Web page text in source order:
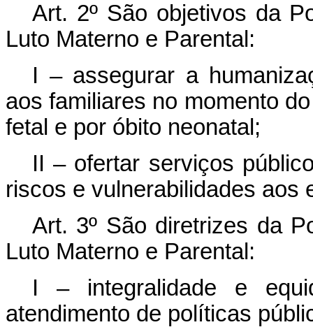
Art. 2ºSão objetivos da
Luto Materno e Parental:
I – assegurar a
aos familiares no momento
fetal e por óbito neonatal;
II – ofertar serviços
riscos e vulnerabilidades aos
Art. 3º São diretrizes da
Luto Materno e Parental:
I – integralidade e
atendimento de políticas